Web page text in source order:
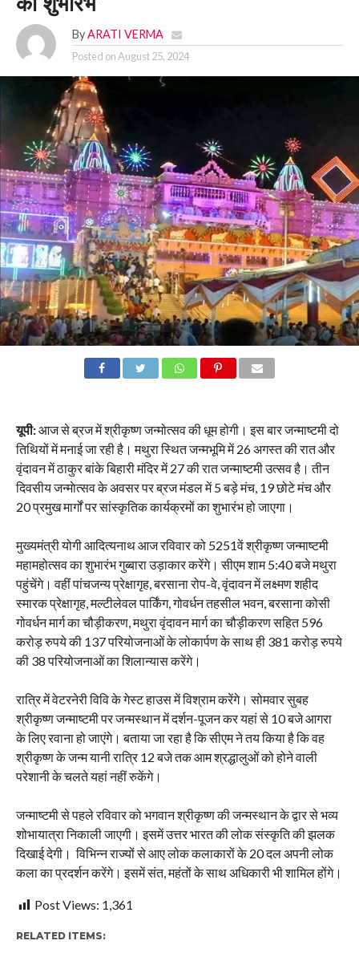
By ARATI VERMA
Posted onAugust 25, 2024
यूपी:आज से ब्रज में श्रीकृष्ण जन्मोत्सव की धूम होगी। इस बार जन्माष्टमी दो
तिथियों में मनाई जा रही है। मथुरा स्थित जन्मभूमि में 26 अगस्त की रात और
वृंदावन में ठाकुर बांके बिहारी मंदिर में 27 की रात जन्माष्टमी उत्सव है। तीन
दिवसीय जन्माेत्सव के अवसर पर ब्रज मंडल में 5 बड़े मंच, 19 छोटे मंच और
20 प्रमुख मार्गों पर सांस्कृतिक कार्यक्रमों का शुभारंभ हो जाएगा।
मुख्यमंत्री योगी आदित्यनाथ आज रविवार को 5251वें श्रीकृष्ण जन्माष्टमी
महामहोत्सव का शुभारंभ गुब्बारा उड़ाकार करेंगे। सीएम शाम 5:40 बजे मथुरा
पहुंचेंगे। वहीं पांचजन्य प्रेक्षागृह, बरसाना रोप-वे, वृंदावन में लक्ष्मण शहीद
स्मारक प्रेक्षागृह, मल्टीलेवल पार्किंग, गोवर्धन तहसील भवन, बरसाना कोसी
गोवर्धन मार्ग का चौड़ीकरण, मथुरा वृंदावन मार्ग का चौड़ीकरण सहित 596
करोड़ रुपये की 137 परियोजनाओं के लोकार्पण के साथ ही 381 करोड़ रुपये
की 38 परियोजनाओं का शिलान्यास करेंगे।
रात्रि में वेटरनेरी विवि के गेस्ट हाउस में विश्राम करेंगे। सोमवार सुबह
श्रीकृष्ण जन्माष्टमी पर जन्मस्थान में दर्शन-पूजन कर यहां से 10 बजे आगरा
के लिए रवाना हो जाएंगे। बताया जा रहा है कि सीएम ने तय किया है कि वह
श्रीकृष्ण के जन्म यानी रात्रि 12 बजे तक आम श्रद्धालुओं को होने वाली
परेशानी के चलते यहां नहीं रुकेंगे।
जन्माष्टमी से पहले रविवार को भगवान श्रीकृष्ण की जन्मस्थान के द्वार से भव्य
शोभायात्रा निकाली जाएगी। इसमें उत्तर भारत की लोक संस्कृति की झलक
दिखाई देगी। विभिन्न राज्यों से आए लोक कलाकारों के 20 दल अपनी लोक
कला का प्रदर्शन करेंगे। इसमें संत, महंतों के साथ अधिकारी भी शामिल होंगे।
Post Views: 1,361
RELATED ITEMS: